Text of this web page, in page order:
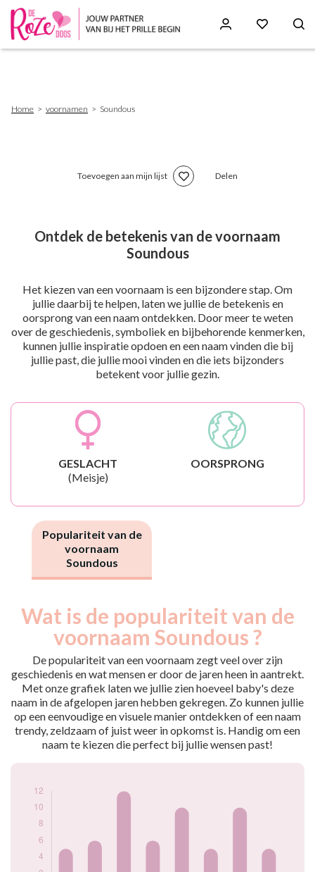
Home voornamen Soundous
Toevoegen aan mijn lijst Delen
Ontdek de betekenis van de voornaam
Soundous
Het kiezen van een voornaam is een bijzondere stap. Om
jullie daarbij te helpen, laten we jullie de betekenis en
oorsprong van een naam ontdekken. Door meer te weten
over de geschiedenis, symboliek en bijbehorende kenmerken,
kunnen jullie inspiratie opdoen en een naam vinden die bij
jullie past, die jullie mooi vinden en die iets bijzonders
betekent voor jullie gezin.
GESLACHT
(Meisje)
OORSPRONG
Populariteit van de
voornaam
Soundous
Wat is de populariteit van de
voornaam Soundous ?
De populariteit van een voornaam zegt veel over zijn
geschiedenis en wat mensen er door de jaren heen in aantrekt.
Met onze grafiek laten we jullie zien hoeveel baby's deze
naam in de afgelopen jaren hebben gekregen. Zo kunnen jullie
op een eenvoudige en visuele manier ontdekken of een naam
trendy, zeldzaam of juist weer in opkomst is. Handig om een
naam te kiezen die perfect bij jullie wensen past!
prénom Soundous
par année
Année
Nouveaux-
nés
2010
6
2013
12
2014
6
2017
10
2019
5
2021
10
5